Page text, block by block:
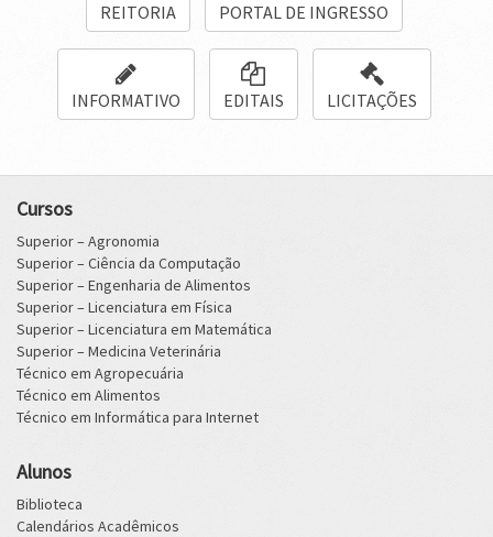
REITORIA PORTAL DE INGRESSO
INFORMATIVO EDITAIS LICITAÇÕES
Cursos
Superior – Agronomia
Superior – Ciência da Computação
Superior – Engenharia de Alimentos
Superior – Licenciatura em Física
Superior – Licenciatura em Matemática
Superior – Medicina Veterinária
Técnico em Agropecuária
Técnico em Alimentos
Técnico em Informática para Internet
Alunos
Biblioteca
Calendários Acadêmicos